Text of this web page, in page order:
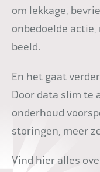
om lekkage,
onbedoelde actie,
beeld.
En het gaat
Door data slim te
onderhoud
storingen, meer
Vind hier alles